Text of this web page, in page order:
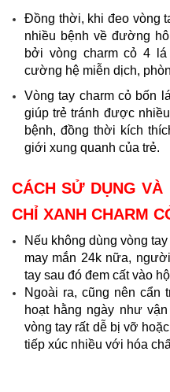
Đồng thời, khi đeo vòng
nhiều bệnh về đường
bởi vòng charm cỏ 4
cường hệ miễn dịch,
Vòng tay charm cỏ bốn
giúp trẻ tránh được
bệnh, đồng thời kích
giới xung quanh của trẻ.
CÁCH SỬ DỤNG VÀ
CHỈ XANH CHARM
Nếu không dùng vòng
may mắn 24k nữa,
tay sau đó đem cất vào
Ngoài ra, cũng nên cẩn
hoạt hằng ngày như
vòng tay rất dễ bị vỡ
tiếp xúc nhiều với hóa